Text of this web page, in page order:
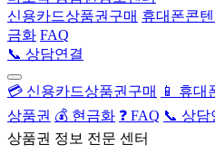
신용카드상품권구매 휴대폰콘텐
금화 FAQ
📞 상담연결
💳 신용카드상품권구매 📱 휴대
상품권 💰 현금화 ❓ FAQ 📞 상담
상품권 정보 전문 센터